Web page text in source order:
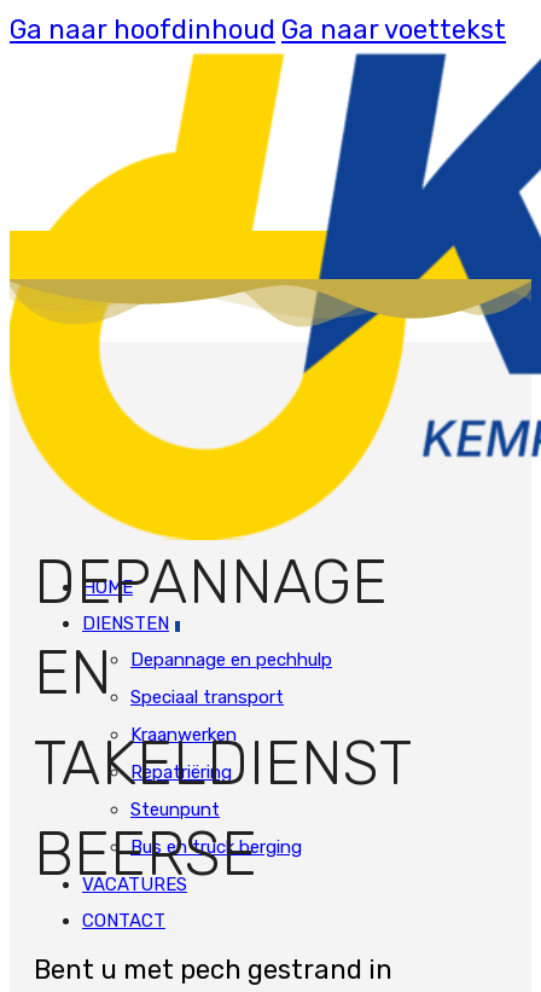
Ga naar hoofdinhoud Ga naar voettekst
HOME
DIENSTEN
Depannage en pechhulp
Speciaal transport
Kraanwerken
Repatriëring
Steunpunt
Bus en truck berging
VACATURES
CONTACT
DEPANNAGE
EN
TAKELDIENST
BEERSE
Bent u met pech gestrand in